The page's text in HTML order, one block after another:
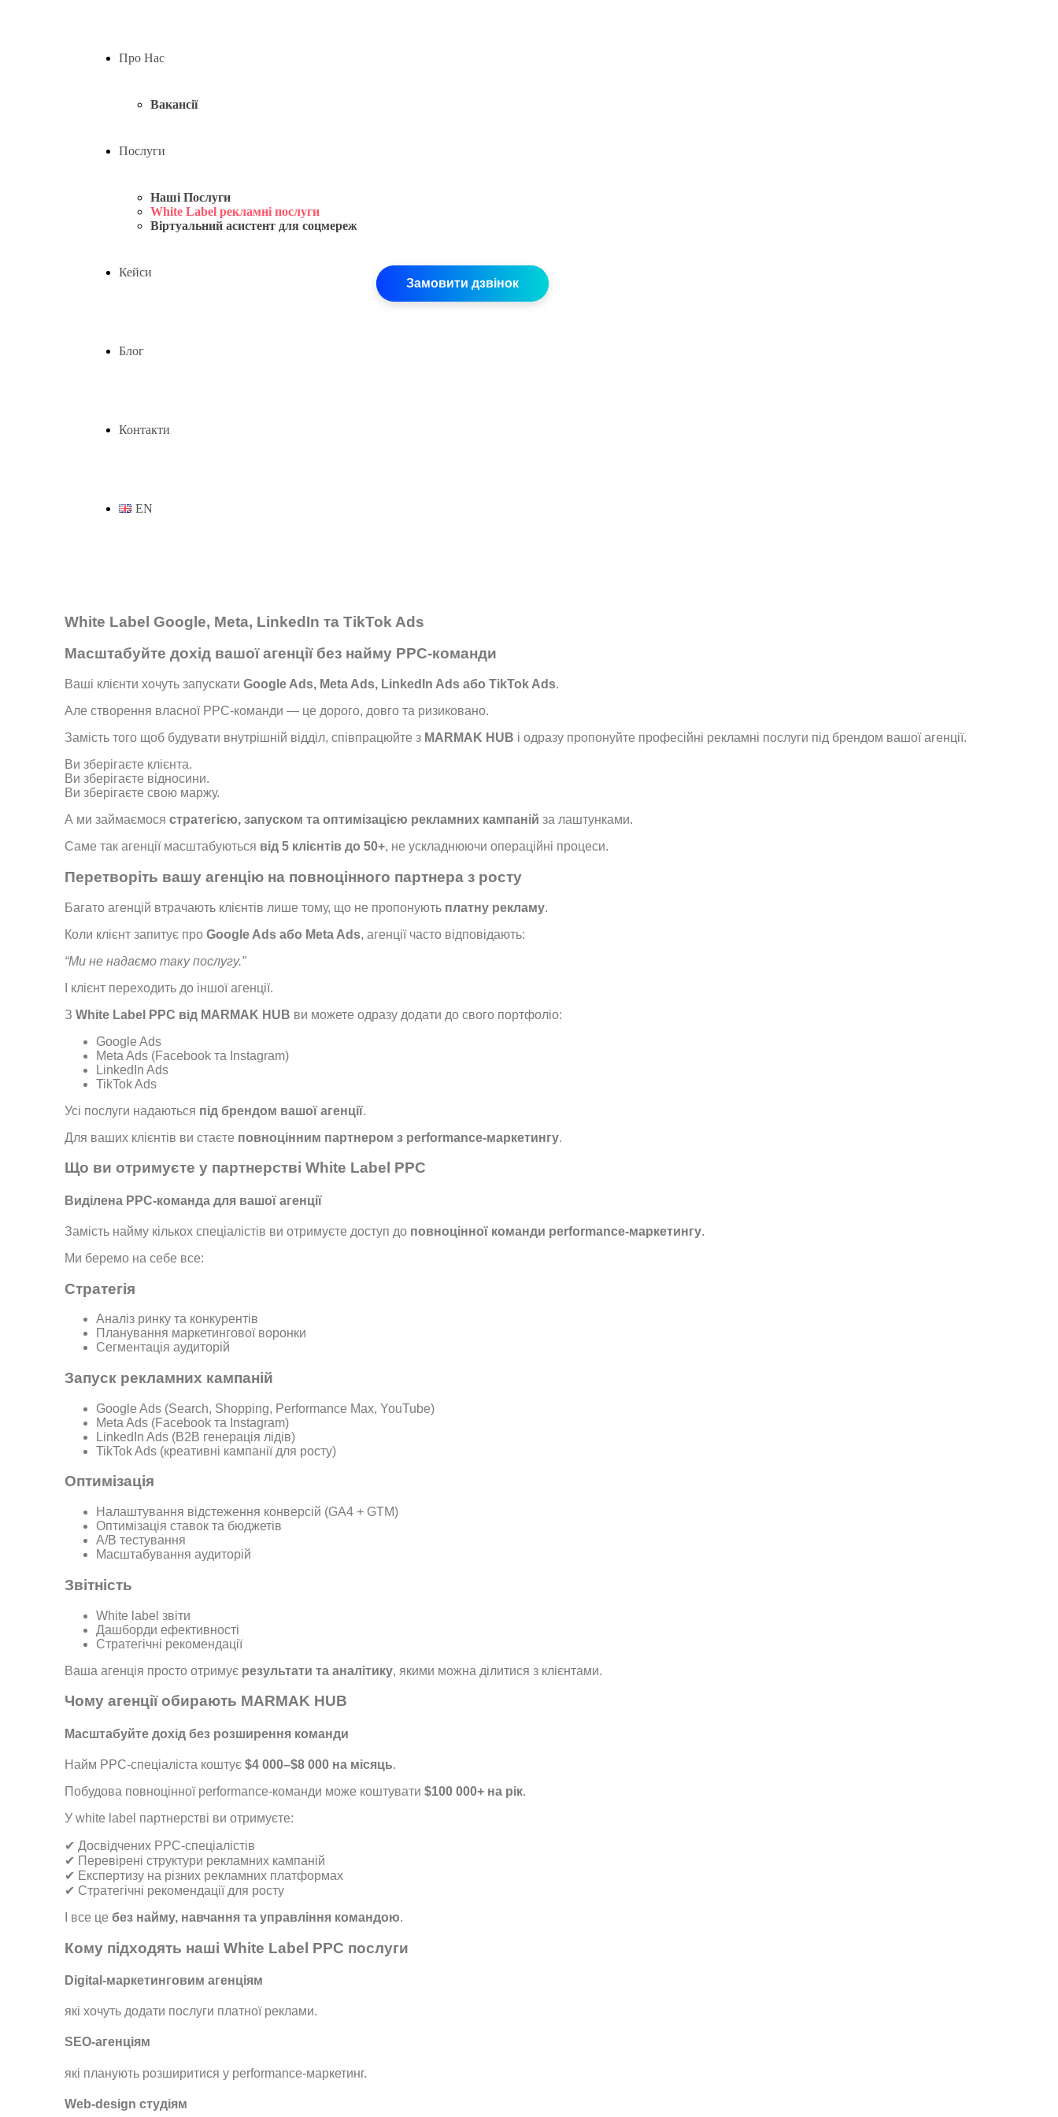
Про Нас
Вакансії
Послуги
Наші Послуги
White Label рекламні послуги
Віртуальний асистент для соцмереж
Кейси
Блог
Контакти
EN
Замовити дзвінок
White Label Google, Meta, LinkedIn та TikTok Ads
Масштабуйте дохід вашої агенції без найму PPC-команди
Ваші клієнти хочуть запускати Google Ads, Meta Ads, LinkedIn Ads або TikTok Ads.
Але створення власної PPC-команди — це дорого, довго та ризиковано.
Замість того щоб будувати внутрішній відділ, співпрацюйте з MARMAK HUB і одразу пропонуйте професійні рекламні послуги під брендом вашої агенції.
Ви зберігаєте клієнта.
Ви зберігаєте відносини.
Ви зберігаєте свою маржу.
А ми займаємося стратегією, запуском та оптимізацією рекламних кампаній за лаштунками.
Саме так агенції масштабуються від 5 клієнтів до 50+, не ускладнюючи операційні процеси.
Перетворіть вашу агенцію на повноцінного партнера з росту
Багато агенцій втрачають клієнтів лише тому, що не пропонують платну рекламу.
Коли клієнт запитує про Google Ads або Meta Ads, агенції часто відповідають:
“Ми не надаємо таку послугу.”
І клієнт переходить до іншої агенції.
З White Label PPC від MARMAK HUB ви можете одразу додати до свого портфоліо:
Google Ads
Meta Ads (Facebook та Instagram)
LinkedIn Ads
TikTok Ads
Усі послуги надаються під брендом вашої агенції.
Для ваших клієнтів ви стаєте повноцінним партнером з performance-маркетингу.
Що ви отримуєте у партнерстві White Label PPC
Виділена PPC-команда для вашої агенції
Замість найму кількох спеціалістів ви отримуєте доступ до повноцінної команди performance-маркетингу.
Ми беремо на себе все:
Стратегія
Аналіз ринку та конкурентів
Планування маркетингової воронки
Сегментація аудиторій
Запуск рекламних кампаній
Google Ads (Search, Shopping, Performance Max, YouTube)
Meta Ads (Facebook та Instagram)
LinkedIn Ads (B2B генерація лідів)
TikTok Ads (креативні кампанії для росту)
Оптимізація
Налаштування відстеження конверсій (GA4 + GTM)
Оптимізація ставок та бюджетів
A/B тестування
Масштабування аудиторій
Звітність
White label звіти
Дашборди ефективності
Стратегічні рекомендації
Ваша агенція просто отримує результати та аналітику, якими можна ділитися з клієнтами.
Чому агенції обирають MARMAK HUB
Масштабуйте дохід без розширення команди
Найм PPC-спеціаліста коштує $4 000–$8 000 на місяць.
Побудова повноцінної performance-команди може коштувати $100 000+ на рік.
У white label партнерстві ви отримуєте:
✔ Досвідчених PPC-спеціалістів
✔ Перевірені структури рекламних кампаній
✔ Експертизу на різних рекламних платформах
✔ Стратегічні рекомендації для росту
І все це без найму, навчання та управління командою.
Кому підходять наші White Label PPC послуги
Digital-маркетинговим агенціям
які хочуть додати послуги платної реклами.
SEO-агенціям
які планують розширитися у performance-маркетинг.
Web-design студіям